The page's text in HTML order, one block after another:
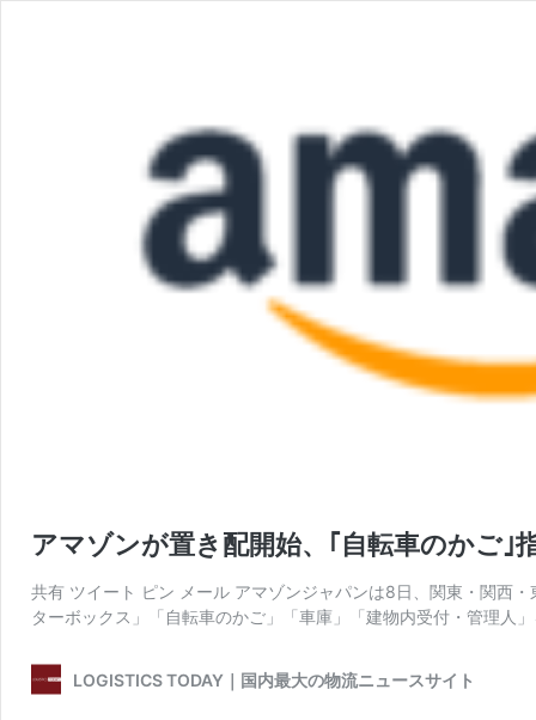
アマゾンが置き配開始、｢自転車のかご｣
共有 ツイート ピン メール アマゾンジャパンは8日、関東・関西
ターボックス」「自転車のかご」「車庫」「建物内受付・管理人
LOGISTICS TODAY｜国内最大の物流ニュースサイト